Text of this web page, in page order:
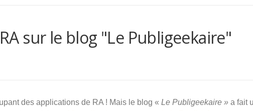
sur le blog "Le Publigeekaire"
des applications de RA ! Mais le blog « Le Publigeekaire » a fait